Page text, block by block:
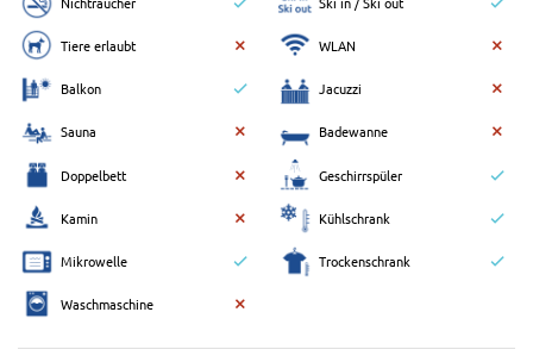
Tiere erlaubt WLAN
Balkon Jacuzzi
Sauna Badewanne
Doppelbett Geschirrspüler
Kamin Kühlschrank
Mikrowelle Trockenschrank
Waschmaschine